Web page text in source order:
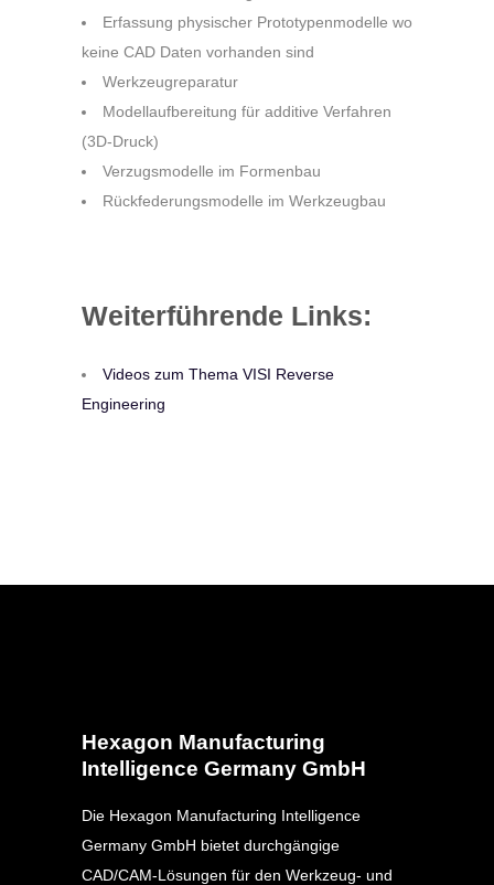
Erfassung physischer Prototypenmodelle wo
keine CAD Daten vorhanden sind
Werkzeugreparatur
Modellaufbereitung für additive Verfahren
(3D-Druck)
Verzugsmodelle im Formenbau
Rückfederungsmodelle im Werkzeugbau
Weiterführende Links:
Videos zum Thema VISI Reverse
Engineering
Hexagon Manufacturing
Intelligence Germany GmbH
Die Hexagon Manufacturing Intelligence
Germany GmbH bietet durchgängige
CAD/CAM-Lösungen für den Werkzeug- und